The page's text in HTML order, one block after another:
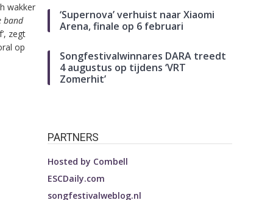
wakker
band
zegt
op
‘Supernova’ verhuist naar Xiaomi
Arena, finale op 6 februari
Songfestivalwinnares DARA treedt
4 augustus op tijdens ‘VRT
Zomerhit’
PARTNERS
Hosted by Combell
ESCDaily.com
songfestivalweblog.nl